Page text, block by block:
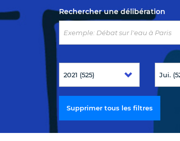
Rechercher une délibération
Supprimer tous les filtres